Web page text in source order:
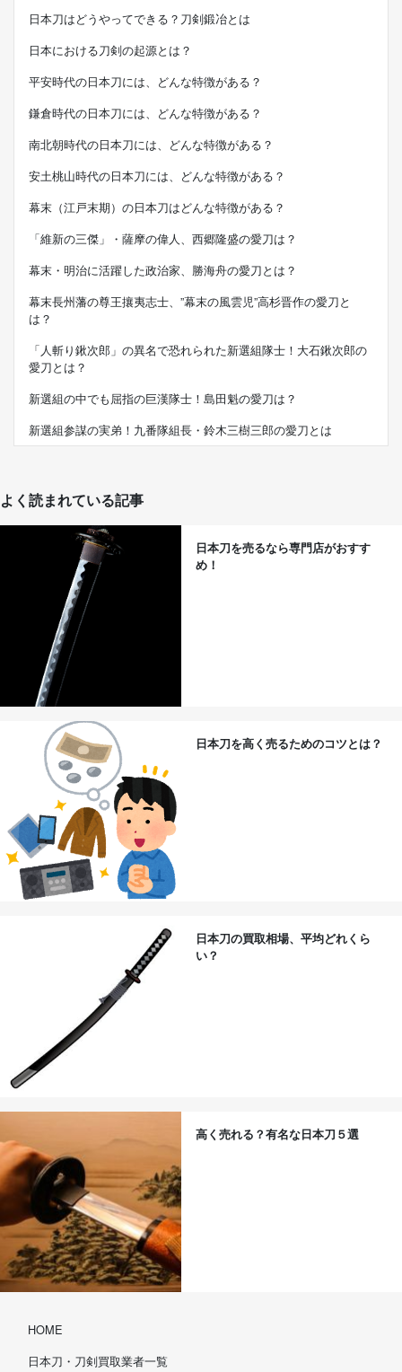
日本刀はどうやってできる？刀剣鍛冶とは
日本における刀剣の起源とは？
平安時代の日本刀には、どんな特徴がある？
鎌倉時代の日本刀には、どんな特徴がある？
南北朝時代の日本刀には、どんな特徴がある？
安土桃山時代の日本刀には、どんな特徴がある？
幕末（江戸末期）の日本刀はどんな特徴がある？
「維新の三傑」・薩摩の偉人、西郷隆盛の愛刀は？
幕末・明治に活躍した政治家、勝海舟の愛刀とは？
幕末長州藩の尊王攘夷志士、”幕末の風雲児”高杉晋作の愛刀と
は？
「人斬り鍬次郎」の異名で恐れられた新選組隊士！大石鍬次郎の
愛刀とは？
新選組の中でも屈指の巨漢隊士！島田魁の愛刀は？
新選組参謀の実弟！九番隊組長・鈴木三樹三郎の愛刀とは
よく読まれている記事
日本刀を売るなら専門店がおすす
め！
日本刀を高く売るためのコツとは？
日本刀の買取相場、平均どれくら
い？
高く売れる？有名な日本刀５選
HOME
日本刀・刀剣買取業者一覧